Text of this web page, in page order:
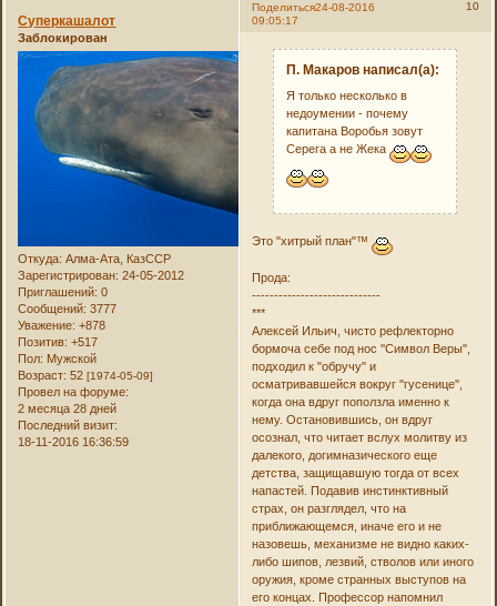
Поделиться 10
24-08-2016
09:05:17
Суперкашалот
Заблокирован
Откуда: Алма-Ата, КазССР
Зарегистрирован: 24-05-2012
Приглашений: 0
Сообщений: 3777
Уважение: +878
Позитив: +517
Пол: Мужской
Возраст: 52[1974-05-09]
Провел на форуме:
2 месяца 28 дней
Последний визит:
18-11-2016 16:36:59
П. Макаров написал(а):
Я только несколько в
недоумении - почему
капитана Воробья зовут
Серега а не Жека
Это "хитрый план"™
Прода:
-----------------------------
***
Алексей Ильич, чисто рефлекторно
бормоча себе под нос ''Символ Веры'',
подходил к "обручу'' и
осматривавшейся вокруг ''гусенице'',
когда она вдруг поползла именно к
нему. Остановившись, он вдруг
осознал, что читает вслух молитву из
далекого, догимназического еще
детства, защищавшую тогда от всех
напастей. Подавив инстинктивный
страх, он разглядел, что на
приближающемся, иначе его и не
назовешь, механизме не видно каких-
либо шипов, лезвий, стволов или иного
оружия, кроме странных выступов на
его концах. Профессор напомнил